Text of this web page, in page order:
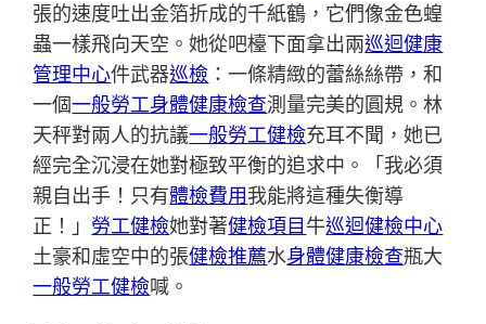
張的速度吐出金箔折成的千紙鶴，它們像金色蝗
蟲一樣飛向天空。她從吧檯下面拿出兩巡迴健康
管理中心件武器巡檢 ：一條精緻的蕾絲絲帶，和
一個一般勞工身體健康檢查測量完美的圓規。林
天秤對兩人的抗議一般勞工健檢充耳不聞，她已
經完全沉浸在她對極致平衡的追求中。「我必須
親自出手！只有體檢費用我能將這種失衡導
正！」 勞工健檢她對著健檢項目 牛巡迴健檢中心
土豪和虛空中的張健檢推薦水身體健康檢查瓶大
一般勞工健檢喊。